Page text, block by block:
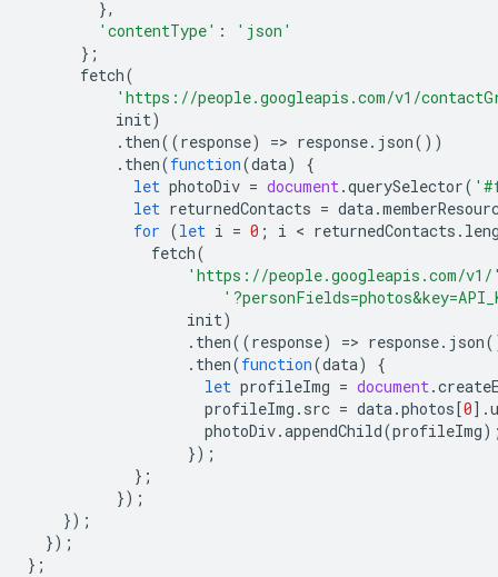
},
'contentType' :
'json'
};
fetch(
'https://people.googleapis.com/v1/
init)
. then((response) => response. json())
. then(function(data)
{
let photoDiv = document.querySelector(
let returnedContacts = data.
for (let i = 0 ; i < returnedContacts .
fetch(
'https://people.googleapis.com/
init)
. then((response) => response. json
. then(function(data)
{
let profileImg = document.
profileImg . src = data.photos [0].
photoDiv.appendChild(profileImg
});
};
});
});
});
};